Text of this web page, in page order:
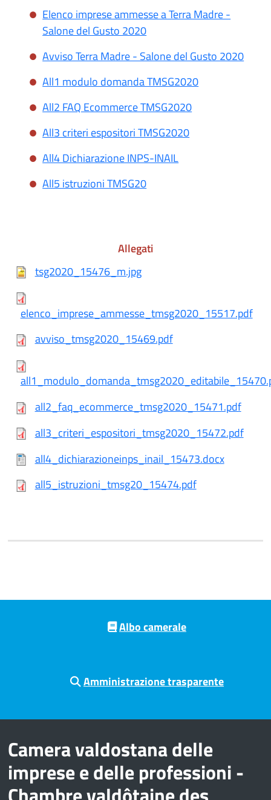
Elenco imprese ammesse a Terra Madre -
Salone del Gusto 2020
Avviso Terra Madre - Salone del Gusto 2020
All1 modulo domanda TMSG2020
All2 FAQ Ecommerce TMSG2020
All3 criteri espositori TMSG2020
All4 Dichiarazione INPS-INAIL
All5 istruzioni TMSG20
Allegati
tsg2020_15476_m.jpg
elenco_imprese_ammesse_tmsg2020_15517.pdf
avviso_tmsg2020_15469.pdf
all2_faq_ecommerce_tmsg2020_15471.pdf
all3_criteri_espositori_tmsg2020_15472.pdf
all4_dichiarazioneinps_inail_15473.docx
all5_istruzioni_tmsg20_15474.pdf
Albo camerale
Amministrazione trasparente
Camera valdostana delle
imprese e delle professioni -